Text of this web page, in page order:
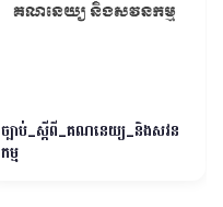
ច្បាប់_ស្ដីពី_គណនេយ្យ_និងសវន
កម្ម